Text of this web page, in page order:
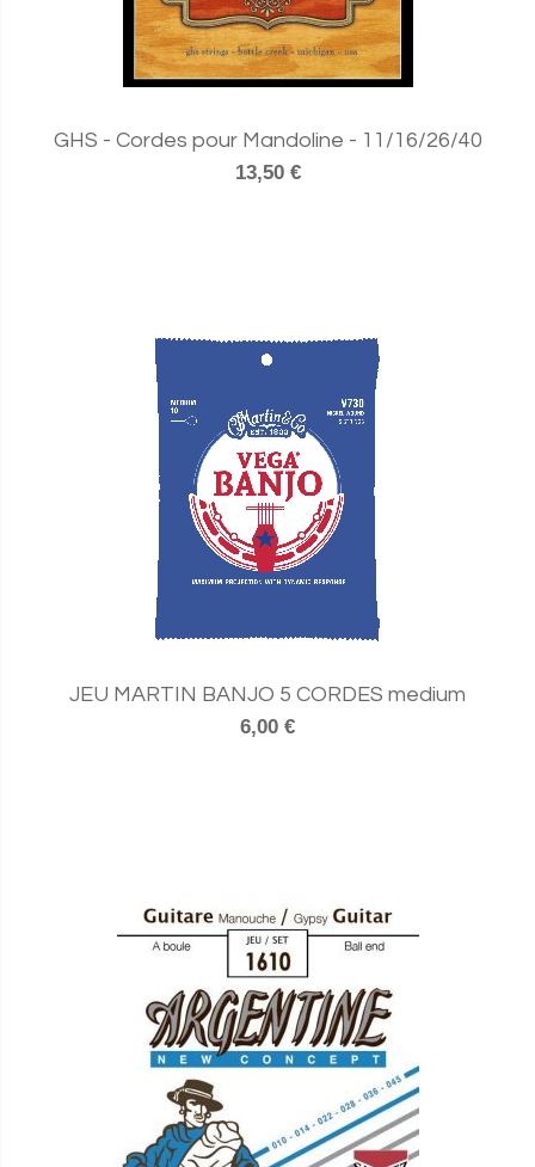
GHS - Cordes pour Mandoline - 11/16/26/40
13,50 €
JEU MARTIN BANJO 5 CORDES medium
6,00 €